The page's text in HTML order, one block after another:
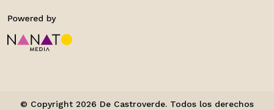
© Copyright 2026 De Castroverde. Todos los derechos